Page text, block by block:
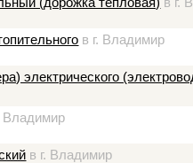
в г. Владимир
электрического
Владимир
в г. Владимир